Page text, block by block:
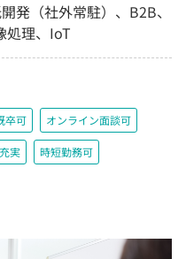
発（社外常駐）、B2B、
処理、IoT
卒可 オンライン面談可
実 時短勤務可